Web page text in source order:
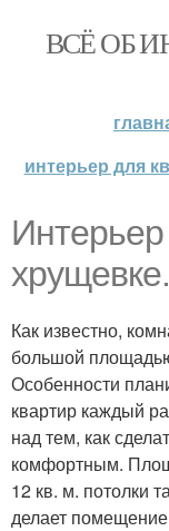
ВСЁ ОБ
интерьер для
хрущевке.
Как известно,
большой
Особенности
квартир каждый
над тем, как
комфортным.
12 кв. м. потолки
делает